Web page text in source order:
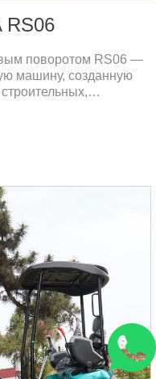
RS06
поворотом RS06 —
машину, созданную
так и для
исключительную
проекта.Основные
поворотом RS061.